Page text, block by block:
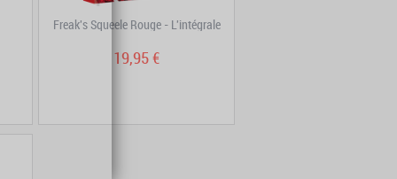
Freak's Squeele Rouge - L'intégrale
19,95 €